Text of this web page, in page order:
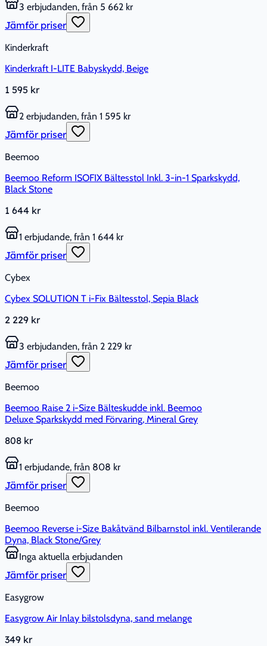
3 erbjudanden, från 5 662 kr
Jämför priser
Kinderkraft
Kinderkraft I-LITE Babyskydd, Beige
1 595 kr
2 erbjudanden, från 1 595 kr
Jämför priser
Beemoo
Beemoo Reform ISOFIX Bältesstol Inkl. 3-in-1 Sparkskydd,
Black Stone
1 644 kr
1 erbjudande, från 1 644 kr
Jämför priser
Cybex
Cybex SOLUTION T i-Fix Bältesstol, Sepia Black
2 229 kr
3 erbjudanden, från 2 229 kr
Jämför priser
Beemoo
Beemoo Raise 2 i-Size Bälteskudde inkl. Beemoo
Deluxe Sparkskydd med Förvaring, Mineral Grey
808 kr
1 erbjudande, från 808 kr
Jämför priser
Beemoo
Beemoo Reverse i-Size Bakåtvänd Bilbarnstol inkl. Ventilerande
Dyna, Black Stone/Grey
Inga aktuella erbjudanden
Jämför priser
Easygrow
Easygrow Air Inlay bilstolsdyna, sand melange
349 kr